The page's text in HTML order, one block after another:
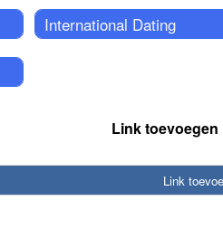
International Dating
Link toevoegen
Link